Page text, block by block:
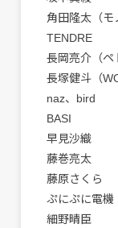
角田隆太（モ
TENDRE
長岡亮介（ペ
長塚健斗（
naz、bird
BASI
早見沙織
藤巻亮太
藤原さくら
ぷにぷに電機
細野晴臣